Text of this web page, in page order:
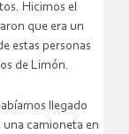
Hicimos el
que era un
estas personas
de Limón.
llegado
camioneta en